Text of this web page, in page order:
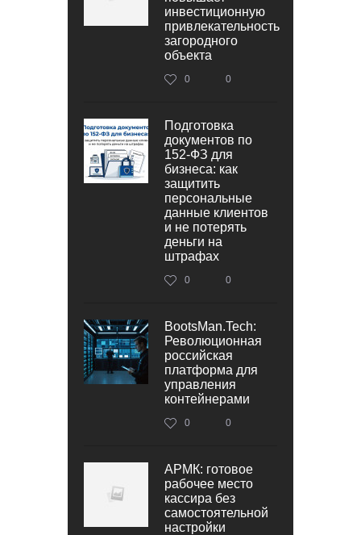
инвестиционную
привлекательность
загородного
объекта
0 0
Подготовка
документов по
152‑ФЗ для
бизнеса: как
защитить
персональные
данные клиентов
и не потерять
деньги на
штрафах
0 0
BootsMan.Tech:
Революционная
российская
платформа для
управления
контейнерами
0 0
АРМК: готовое
рабочее место
кассира без
самостоятельной
настройки